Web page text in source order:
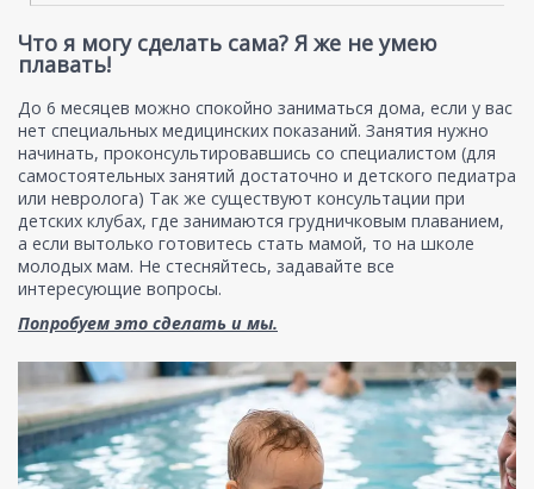
Что я могу сделать сама? Я же не умею
плавать!
До 6 месяцев можно спокойно заниматься дома, если у вас
нет специальных медицинских показаний. Занятия нужно
начинать, проконсультировавшись со специалистом (для
самостоятельных занятий достаточно и детского педиатра
или невролога) Так же существуют консультации при
детских клубах, где занимаются грудничковым плаванием,
а если вытолько готовитесь стать мамой, то на школе
молодых мам. Не стесняйтесь, задавайте все
интересующие вопросы.
Попробуем это сделать и мы.